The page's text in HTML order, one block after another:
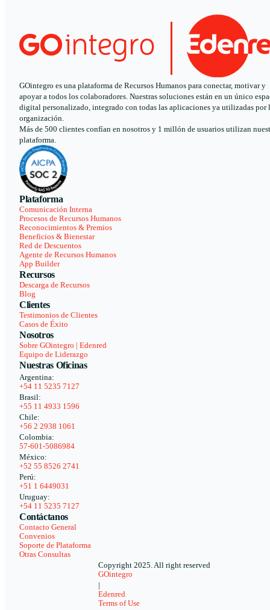
GOintegro es una plataforma de Recursos Humanos para conectar, motivar y
apoyar a todos los colaboradores. Nuestras soluciones están en un único
digital personalizado, integrado con todas las aplicaciones ya utilizadas por
organización.
Más de 500 clientes confían en nosotros y 1 millón de usuarios utilizan
plataforma.
Plataforma
Comunicación Interna
Procesos de Recursos Humanos
Reconocimientos & Premios
Beneficios & Bienestar
Red de Descuentos
Agente de Recursos Humanos
App Builder
Recursos
Descarga de Recursos
Blog
Clientes
Testimonios de Clientes
Casos de Éxito
Nosotros
Sobre GOintegro | Edenred
Equipo de Liderazgo
Nuestras Oficinas
Argentina:
+54 11 5235 7127
Brasil:
+55 11 4933 1596
Chile:
+56 2 2938 1061
Colombia:
57-601-5086984
México:
+52 55 8526 2741
Perú:
+51 1 6449031
Uruguay:
+54 11 5235 7127
Contáctanos
Contacto General
Convenios
Soporte de Plataforma
Otras Consultas
Copyright 2025. All right reserved
GOintegro
Edenred
Terms of Use